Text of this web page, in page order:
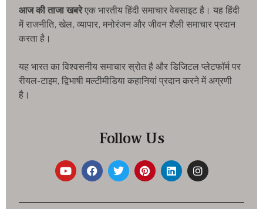
आज की ताजा खबरेएक भारतीय हिंदी समाचार वेबसाइट है। यह हिंदी
में राजनीति, खेल, व्यापार, मनोरंजन और जीवन शैली समाचार प्रदान
करता है।
यह भारत का विश्वसनीय समाचार स्रोत है और डिजिटल प्लेटफॉर्म पर
रीयल-टाइम, द्विभाषी मल्टीमीडिया कहानियां प्रदान करने में अग्रणी
है।
Follow Us